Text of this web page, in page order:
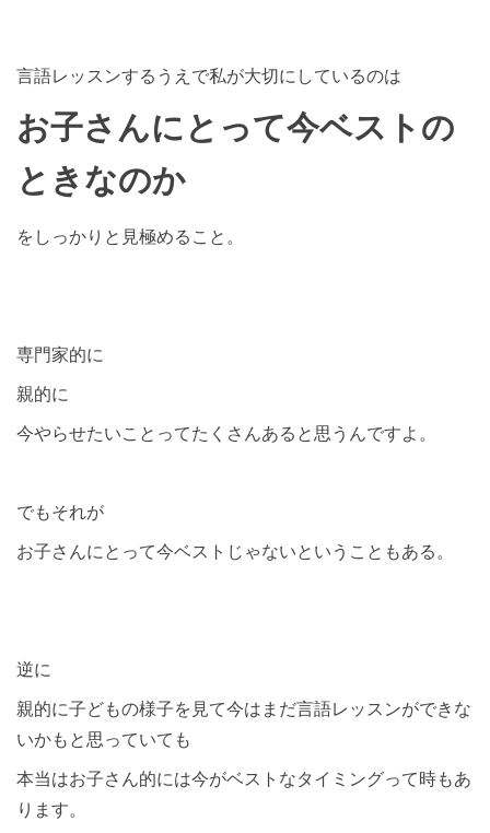
言語レッスンするうえで私が大切にしているのは
お子さんにとって今ベストの
ときなのか
をしっかりと見極めること。
専門家的に
親的に
今やらせたいことってたくさんあると思うんですよ。
でもそれが
お子さんにとって今ベストじゃないということもある。
逆に
親的に子どもの様子を見て今はまだ言語レッスンができな
いかもと思っていても
本当はお子さん的には今がベストなタイミングって時もあ
ります。